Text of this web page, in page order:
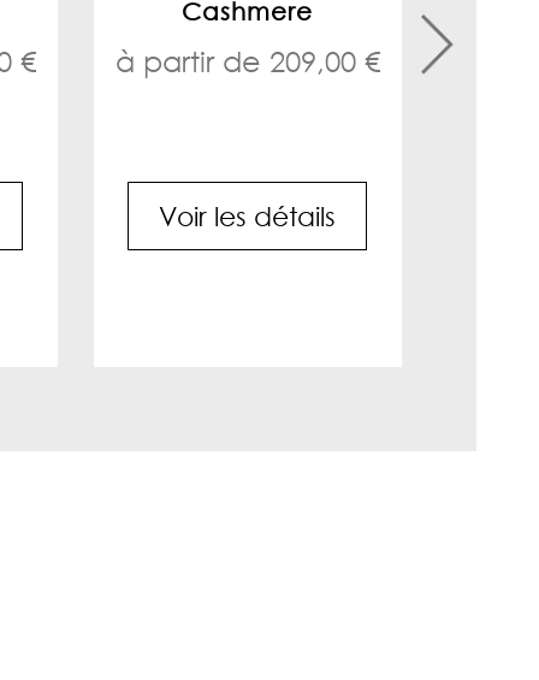
€
Cashmere
à partir de 209,00 €
Voir les détails